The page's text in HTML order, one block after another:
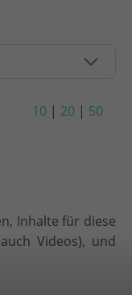
10 | 20 | 50
Inhalte für diese
Videos), und